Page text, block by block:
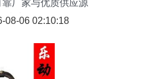
厂家与优质供应源
指南
08-06 02:10:18